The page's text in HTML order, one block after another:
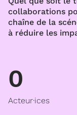
collaborations
chaîne de la
à réduire les
0
Acteur·ices